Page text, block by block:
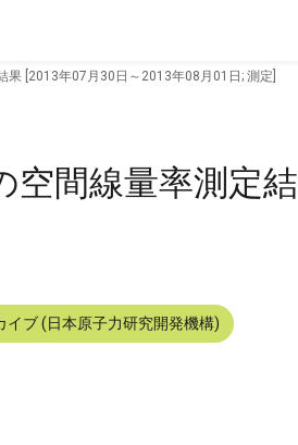
[2013年07月30日～2013年08月01日; 測定]
空間線量率測定結
イブ (日本原子力研究開発機構)